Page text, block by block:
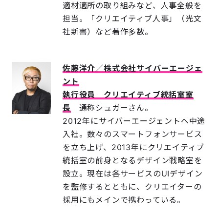
適材適所の取り組みなど、人事全般を
担当。「クリエイティブ人事」（光文
社新書）など著作多数。
佐藤洋介／株式会社サイバーエージェ
ント
執行役員 クリエイティブ統括室室
長 通称シュガーさん。
2012年にサイバーエージェントへ中途
入社。数々のスマートフォンサービス
を立ち上げ、2013年にクリエイティブ
統括室の前身となるデザイン戦略室を
設立。現在は各サービスのUIデザイン
を監修するとともに、クリエイターの
採用にもメインで携わっている。